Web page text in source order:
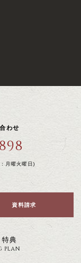
わせ
月曜火曜日)
資料請求
特典
PLAN